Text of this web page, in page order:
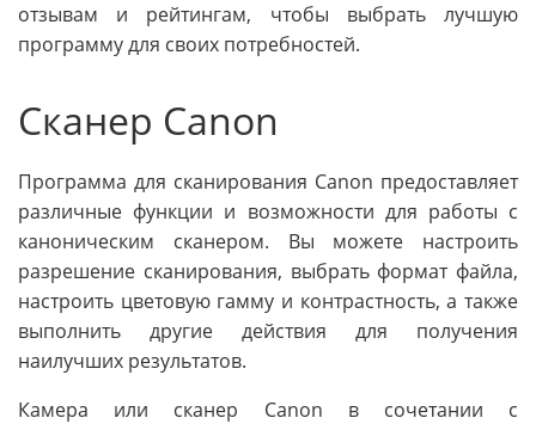
отзывам и рейтингам, чтобы выбрать лучшую
программу для своих потребностей.
Сканер Canon
Программа для сканирования Canon предоставляет
различные функции и возможности для работы с
каноническим сканером. Вы можете настроить
разрешение сканирования, выбрать формат файла,
настроить цветовую гамму и контрастность, а также
выполнить другие действия для получения
наилучших результатов.
Камера или сканер Canon в сочетании с